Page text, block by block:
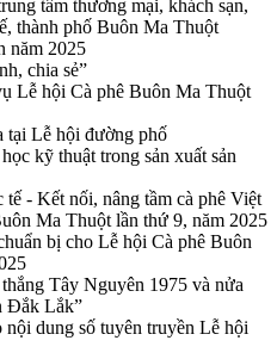
tâm thương mại, khách sạn,
thành phố Buôn Ma Thuột
năm 2025
chia sẻ”
Lễ hội Cà phê Buôn Ma Thuột
tại Lễ hội đường phố
kỹ thuật trong sản xuất sản
- Kết nối, nâng tầm cà phê Việt
Ma Thuột lần thứ 9, năm 2025
bị cho Lễ hội Cà phê Buôn
Tây Nguyên 1975 và nửa
Đắk Lắk”
nội dung số tuyên truyền Lễ hội